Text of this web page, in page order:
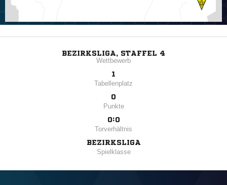
BEZIRKSLIGA, STAFFEL 4
Wettbewerb
1
Tabellenplatz
0
Punkte
0:0
Torverhältnis
BEZIRKSLIGA
Spielklasse